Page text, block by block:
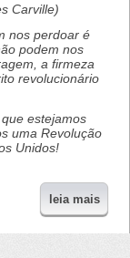
Carville)
nos perdoar é
podem nos
a firmeza
revolucionário
estejamos
uma Revolução
Unidos!
leia mais